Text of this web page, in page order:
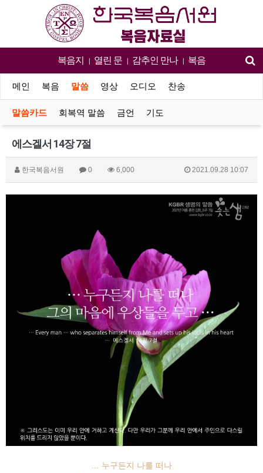
복음지 | 열린 문 | 감추인 만나 | 복음
메인 복음 말씀 영상 오디오 찬송
말씀카드 회복역 말씀 금언 기도
에스겔서 14장 7절
한국복음서원 0 6,000 2021.09.28 10:07
… 누구든지 나를 떠나